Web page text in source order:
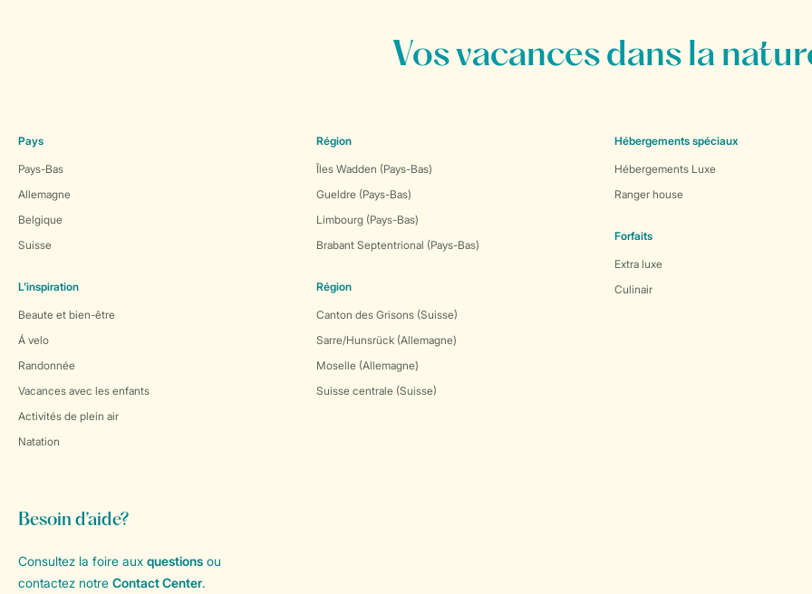
Vos vacances dans la
Pays
Pays-Bas
Allemagne
Belgique
Suisse
L’inspiration
Beaute et bien-être
Á velo
Randonnée
Vacances avec les enfants
Activités de plein air
Natation
Région
Îles Wadden (Pays-Bas)
Gueldre (Pays-Bas)
Limbourg (Pays-Bas)
Brabant Septentrional (Pays-Bas)
Région
Canton des Grisons (Suisse)
Sarre/Hunsrück (Allemagne)
Moselle (Allemagne)
Suisse centrale (Suisse)
Hébergements spéciaux
Hébergements Luxe
Ranger house
Forfaits
Extra luxe
Culinair
Besoin d’aide?
Consultez la foire aux questions ou
contactez notre Contact Center.